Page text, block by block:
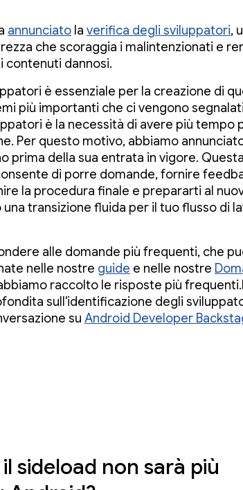
annunciato la verifica degli sviluppatori,
che scoraggia i malintenzionati e
contenuti dannosi.
è essenziale per la creazione di
più importanti che ci vengono
è la necessità di avere più tempo
Per questo motivo, abbiamo
prima della sua entrata in vigore. Questa
di porre domande, fornire
la procedura finale e prepararti al
transizione fluida per il tuo flusso di
alle domande più frequenti, che
nelle nostre guide e nelle nostre
raccolto le risposte più
sull'identificazione degli
su Android Developer
sideload non sarà più